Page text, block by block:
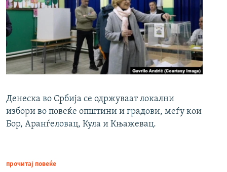
Денеска во Србија се одржуваат локални
избори во повеќе општини и градови, меѓу кои
Бор, Аранѓеловац, Кула и Књажевац.
прочитај повеќе